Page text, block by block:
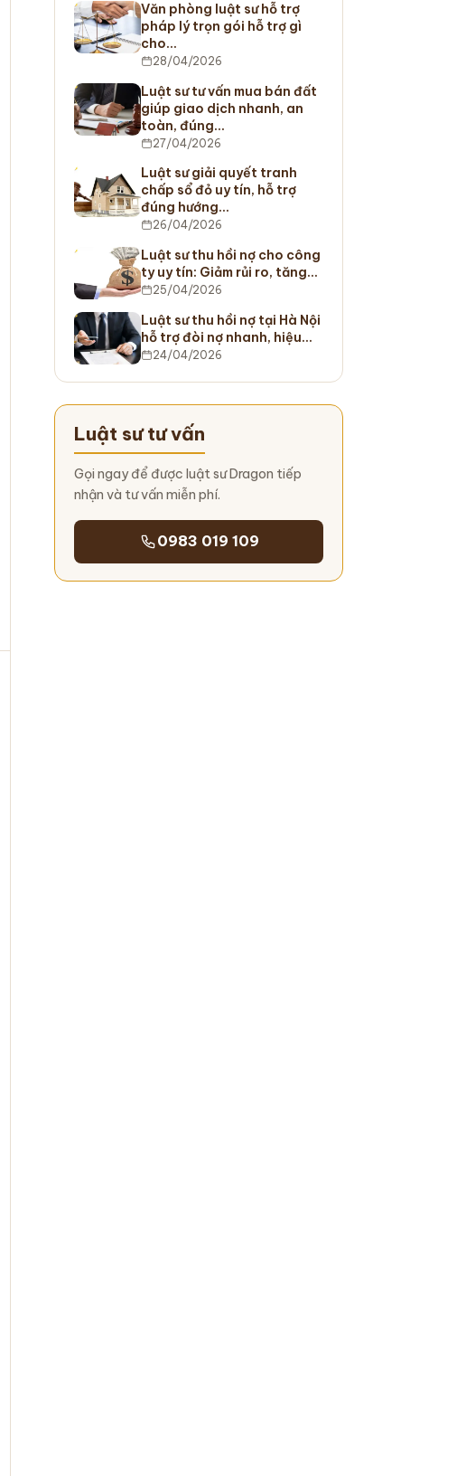
Văn phòng luật sư hỗ trợ
pháp lý trọn gói hỗ trợ gì
cho…
28/04/2026
Luật sư tư vấn mua bán đất
giúp giao dịch nhanh, an
toàn, đúng…
27/04/2026
Luật sư giải quyết tranh
chấp sổ đỏ uy tín, hỗ trợ
đúng hướng…
26/04/2026
Luật sư thu hồi nợ cho công
ty uy tín: Giảm rủi ro, tăng…
25/04/2026
Luật sư thu hồi nợ tại Hà Nội
hỗ trợ đòi nợ nhanh, hiệu…
24/04/2026
Luật sư tư vấn
Gọi ngay để được luật sư Dragon tiếp
nhận và tư vấn miễn phí.
0983 019 109